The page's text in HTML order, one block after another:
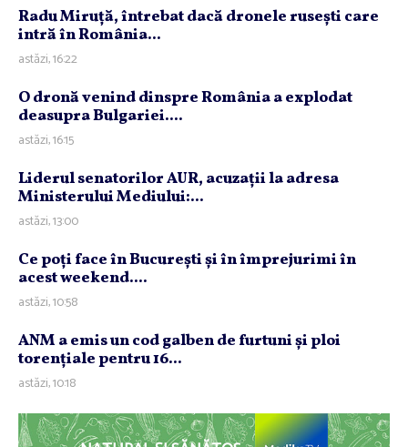
Radu Miruţă, întrebat dacă dronele ruseşti care
intră în România...
astăzi, 16:22
O dronă venind dinspre România a explodat
deasupra Bulgariei....
astăzi, 16:15
Liderul senatorilor AUR, acuzaţii la adresa
Ministerului Mediului:...
astăzi, 13:00
Ce poţi face în Bucureşti şi în împrejurimi în
acest weekend....
astăzi, 10:58
ANM a emis un cod galben de furtuni şi ploi
torenţiale pentru 16...
astăzi, 10:18